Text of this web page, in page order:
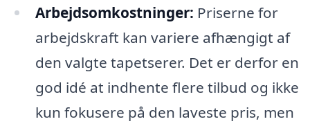
Arbejdsomkostninger: Priserne for
arbejdskraft kan variere afhængigt af
den valgte tapetserer. Det er derfor en
god idé at indhente flere tilbud og ikke
kun fokusere på den laveste pris, men